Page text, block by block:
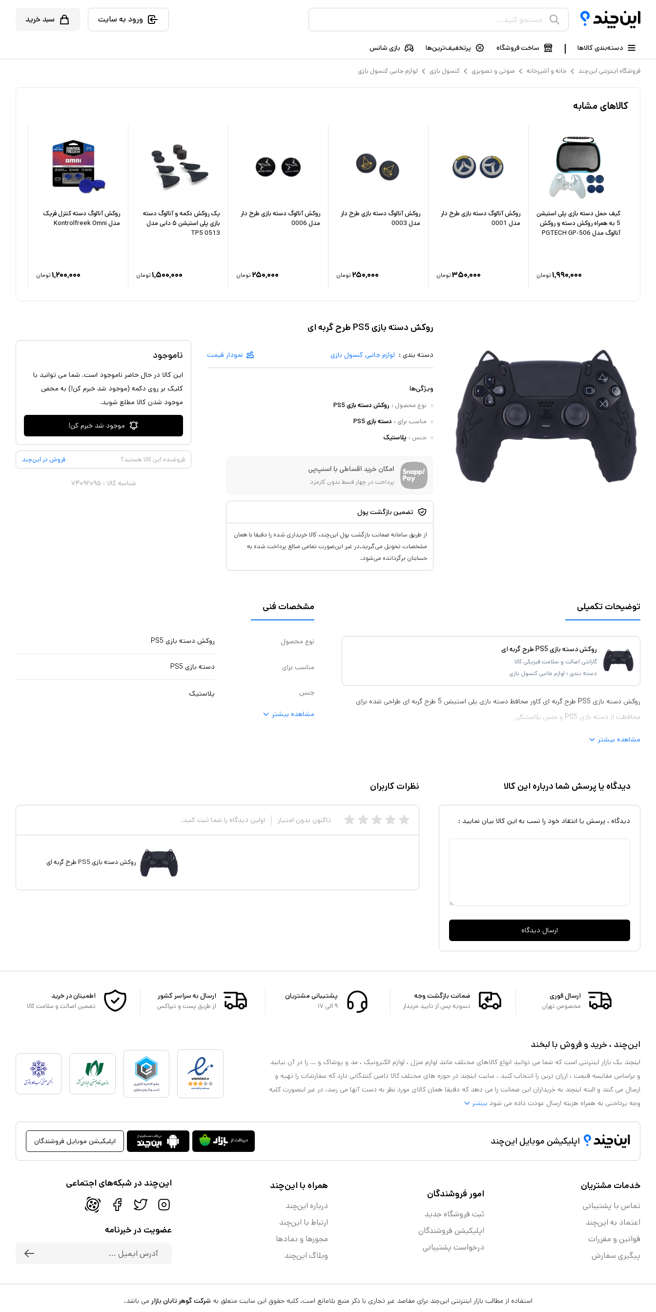
ورود به سایت سبد خرید
دسته‌بندی کالاها ساخت فروشگاه پرتخفیف‌ترین‌ها بازی شانس
فروشگاه اینترنتی این‌چند خانه و آشپزخانه صوتی و تصویری کنسول بازی لوازم جانبی کنسول بازی
کالاهای مشابه
کیف حمل دسته بازی پلی استیشن
5 به همراه روکش دسته و روکش
آنالوگ مدل PGTECH GP-506
۱,۹۹۰,۰۰۰ تومان
روکش آنالوگ دسته بازی طرح دار
مدل 0001
۳۵۰,۰۰۰تومان
روکش آنالوگ دسته بازی طرح دار
مدل 0003
۲۵۰,۰۰۰ تومان
روکش آنالوگ دسته بازی طرح دار
مدل 0006
۲۵۰,۰۰۰ تومان
پک روکش دکمه و آنالوگ دسته
بازی پلی استیشن ۵ دابی مدل
TP5 0513
۱,۵۰۰,۰۰۰ تومان
روکش آنالوگ دسته کنترل فریک
مدل Kontrolfreek Omni
۱,۲۰۰,۰۰۰ تومان
روکش دسته بازی PS5 طرح گربه ای
دسته بندی : لوازم جانبی کنسول بازی نمودار قیمت
ویژگی‌ها
نوع محصول : روکش دسته بازی PS5
مناسب برای : دسته بازی PS5
جنس : پلاستیک
امکان خرید اقساطی با اسنپ‌پی
پرداخت در چهار قسط بدون کارمزد
تضمین بازگشت پول
از طریق سامانه ضمانت بازگشت پول این‌چند، کالا خریداری شده را دقیقا با همان
مشخصات تحویل می‌گیرید.در غیر این‌صورت تمامی مبالغ پرداخت شده به
حسابتان برگردانده می‌شود.
ناموجود
این کالا در حال حاضر ناموجود است. شما می توانید با
کلیک بر روی دکمه (موجود شد خبرم کن!) به محض
موجود شدن کالا مطلع شوید.
موجود شد خبرم کن!
فروشنده این کالا هستید؟ فروش در این‌چند
شناسه کالا : ۷۴۰۹۲۰۹۵
توضیحات تکمیلی
روکش دسته بازی PS5 طرح گربه ای
گارانتی اصالت و سلامت فیزیکی کالا
دسته بندی : لوازم جانبی کنسول بازی
روکش دسته بازی PS5 طرح گربه ای کاور محافظ دسته بازی پلی استیشن 5 طرح گربه ای طراحی شده برای
محافظت از دسته بازی PS5 و جنس پلاستیکی
مشاهده بیشتر
مشخصات فنی
نوع محصول روکش دسته بازی PS5
مناسب برای دسته بازی PS5
جنس پلاستیک
مشاهده بیشتر
دیدگاه یا پرسش شما درباره این کالا
دیدگاه ، پرسش یا انتقاد خود را نسب به این کالا بیان نمایید :
ارسال دیدگاه
نظرات کاربران
تاکنون بدون امتیاز اولین دیدگاه را شما ثبت کنید.
روکش دسته بازی PS5 طرح گربه ای
ارسال فوری
مخصوص تهران
ضمانت بازگشت وجه
تسویه پس از تایید خریدار
پشتیبانی مشتریان
۹ الی ۱۷
ارسال به سراسر کشور
از طریق پست و تیپاکس
اطمینان در خرید
تضمین اصالت و سلامت کالا
این‌چند ، خرید و فروش با لبخند
اینچند یک بازار اینترنتی است که شما می توانید انواع کالاهای مختلف مانند لوازم منزل ، لوازم الکترونیک ، مد و پوشاک و ... را در آن بیابید
و براساس مقایسه قیمت ، ارزان ترین را انتخاب کنید . سایت اینچند در حوزه های مختلف کالا تامین کنندگانی دارد که سفارشات را تهیه و
ارسال می کنند و البته اینچند به خریداران این ضمانت را می دهد که دقیقا همان کالای مورد نظر به دست آنها می رسد. در غیر اینصورت کلیه
وجه پرداختی به همراه هزینه ارسال عودت داده می شود بیشتر
اپلیکیشن موبایل این‌چند اپلیکیشن موبایل فروشندگان
خدمات مشتریان
تماس با پشتیبانی
اعتماد به این‌چند
قوانین و مقررات
پیگیری سفارش
امور فروشندگان
ثبت فروشگاه جدید
اپلیکیشن فروشندگان
درخواست پشتیبانی
همراه با این‌چند
درباره این‌چند
ارتباط با این‌چند
مجوزها و نماد‌ها
وبلاگ این‌چند
این‌چند در شبکه‌های اجتماعی
عضویت در خبرنامه
استفاده از مطالب بازار اینترنتی این‌چند برای مقاصد غیر تجاری با ذکر منبع بلامانع است. کلیه حقوق این سایت متعلق به شرکت گوهر تابان بازار می باشد.